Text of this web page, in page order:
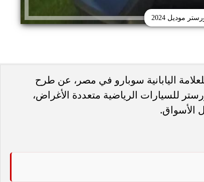
موديل 2024
اليابانية سوبارو في مصر، عن طرح
موديل 2024، وينتمي فورستر للسيارات الرياضية متعددة الأغراض،
الأسواق.